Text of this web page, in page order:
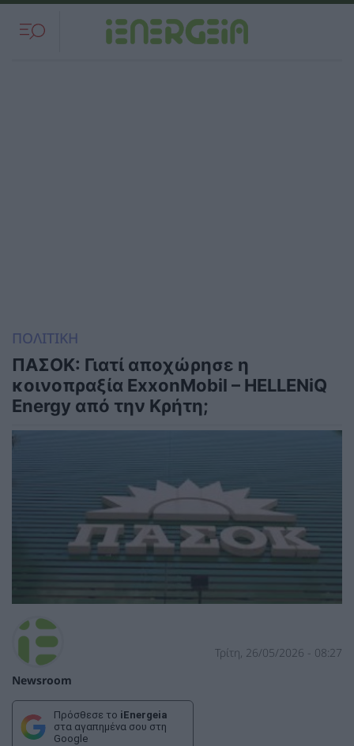
ΠΟΛΙΤΙΚΗ
ΠΑΣΟΚ: Γιατί αποχώρησε η
κοινοπραξία ExxonMobil – HELLENiQ
Energy από την Κρήτη;
Newsroom
Τρίτη, 26/05/2026 - 08:27
Πρόσθεσε το iEnergeia
στα αγαπημένα σου στη
Google